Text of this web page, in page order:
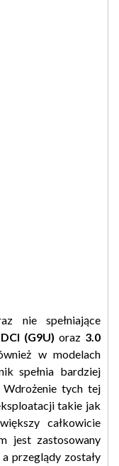
nie spełniające
(G9U) oraz 3.0
w modelach
spełnia bardziej
Wdrożenie tych tej
takie jak
całkowicie
jest zastosowany
przeglądy zostały